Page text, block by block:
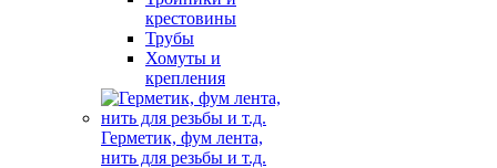
крестовины
Трубы
Хомуты и
крепления
Герметик, фум лента,
нить для резьбы и т.д.